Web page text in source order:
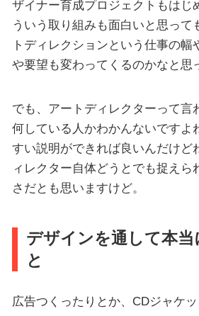
ザイナー育成プロジェクトもはじ
ういう取り組みも面白いと思って
トディレクションという仕事の幅
や要望も変わってくるのかなと思
でも、アートディレクターって言
何している人かわかんないですよ
すい説明ができれば良いんだけど
ィレクター自体どうとでも捉えら
さだとも思いますけど。
デザインを通して本当
と
広告つくったりとか、CDジャケ